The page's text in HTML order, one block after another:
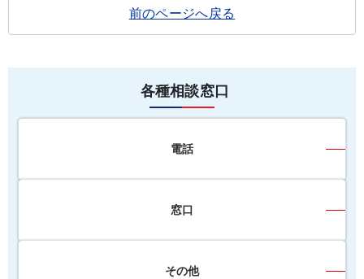
前のページへ戻る
各種相談窓口
電話
窓口
その他